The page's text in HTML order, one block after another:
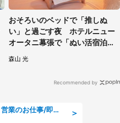
おそろいのベッドで「推しぬ
い」と過ごす夜 ホテルニュー
オータニ幕張で「ぬい活宿泊プ
ラン」開始【8／8～3／31】
森山 光
Recommended by
＞
営業/商社でのルート営業のお仕事/即日勤務可/車通勤可/営業